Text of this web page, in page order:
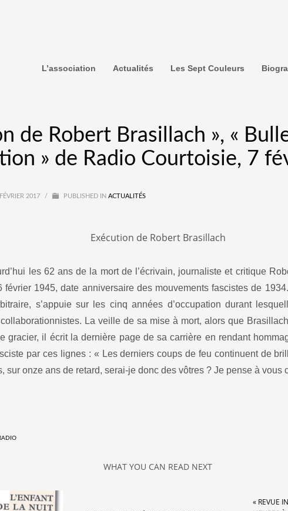
L’association Actualités Les Sept Couleurs
de Robert Brasillach », «
» de Radio Courtoisie, 7
2017 / PUBLISHED IN ACTUALITÉS
Exécution de Robert Brasillach
les 62 ans de la mort de l’écrivain, journaliste et critique
février 1945, date anniversaire des mouvements fascistes de
s’appuie sur les cinq années d’occupation durant
La veille de sa mise à mort, alors que
gracier, il écrit la dernière page de sa carrière en rendant
par ces lignes : « Les derniers coups de feu continuent de
sur onze ans de retard, serai‑je donc des vôtres ? Je pense à vous
WHAT YOU CAN READ NEXT
« REVUE